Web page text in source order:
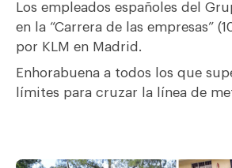
Los empleados españoles del
en la “Carrera de las empresas”
por KLM en Madrid.
Enhorabuena a todos los que
límites para cruzar la línea de